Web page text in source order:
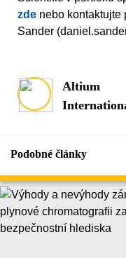
zde nebo kontaktujte
Sander
Altium
Podobné články